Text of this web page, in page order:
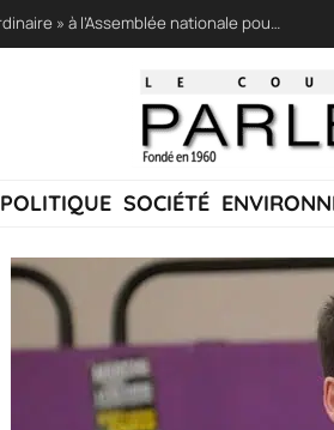
LFI réclame une « session extraordinaire » à l’Assemblée nationale pour lutter contre les incendies
POLITIQUE SOCIÉTÉ